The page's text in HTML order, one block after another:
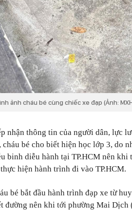
ảnh cháu bé cùng chiếc xe đạp (Ảnh:
nhận thông tin của người dân, lực
cháu bé cho biết hiện học lớp 3, do
binh diễu hành tại TP.HCM nên khi
hiện hành trình đi vào TP.HCM.
bé bắt đầu hành trình đạp xe từ
đường nên khi tới phường Mai Dịch